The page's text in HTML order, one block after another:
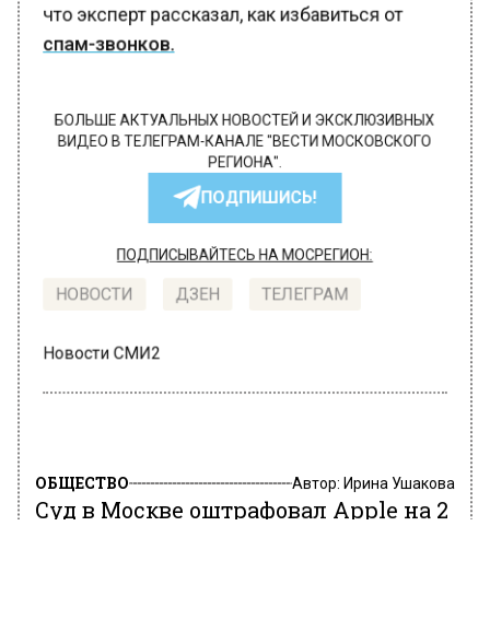
что эксперт рассказал, как избавиться от
спам-звонков.
БОЛЬШЕ АКТУАЛЬНЫХ НОВОСТЕЙ И ЭКСКЛЮЗИВНЫХ
ВИДЕО В ТЕЛЕГРАМ-КАНАЛЕ "ВЕСТИ МОСКОВСКОГО
РЕГИОНА".
ПОДПИШИСЬ!
ПОДПИСЫВАЙТЕСЬ НА МОСРЕГИОН:
НОВОСТИ ДЗЕН ТЕЛЕГРАМ
ОБЩЕСТВО Автор: Ирина Ушакова
Суд в Москве оштрафовал Apple на 2